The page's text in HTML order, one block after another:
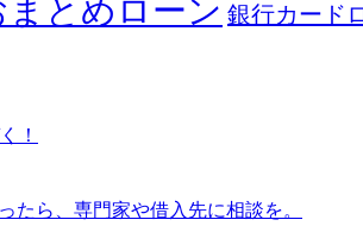
まとめローン 銀行カード
！
たら、専門家や借入先に相談を。